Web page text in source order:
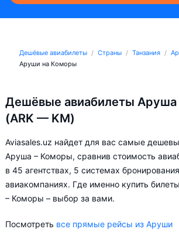
Дешёвые авиабилеты Страны Танзания
Аруши на Коморы
Дешёвые авиабилеты
(ARK — KM)
Aviasales.uz найдет для вас самые
Аруша – Коморы, сравнив стоимость
в 45 агентствах, 5 системах
авиакомпаниях. Где именно купить
– Коморы – выбор за вами.
Посмотреть все прямые рейсы из Аруши